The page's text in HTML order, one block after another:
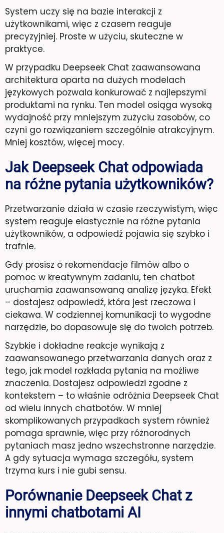
System uczy się na bazie interakcji z
użytkownikami, więc z czasem reaguje
precyzyjniej. Proste w użyciu, skuteczne w
praktyce.
W przypadku Deepseek Chat zaawansowana
architektura oparta na dużych modelach
językowych pozwala konkurować z najlepszymi
produktami na rynku. Ten model osiąga wysoką
wydajność przy mniejszym zużyciu zasobów, co
czyni go rozwiązaniem szczególnie atrakcyjnym.
Mniej kosztów, więcej mocy.
Jak Deepseek Chat odpowiada
na różne pytania użytkowników?
Przetwarzanie działa w czasie rzeczywistym, więc
system reaguje elastycznie na różne pytania
użytkowników, a odpowiedź pojawia się szybko i
trafnie.
Gdy prosisz o rekomendacje filmów albo o
pomoc w kreatywnym zadaniu, ten chatbot
uruchamia zaawansowaną analizę języka. Efekt
– dostajesz odpowiedź, która jest rzeczowa i
ciekawa. W codziennej komunikacji to wygodne
narzędzie, bo dopasowuje się do twoich potrzeb.
Szybkie i dokładne reakcje wynikają z
zaawansowanego przetwarzania danych oraz z
tego, jak model rozkłada pytania na możliwe
znaczenia. Dostajesz odpowiedzi zgodne z
kontekstem – to właśnie odróżnia Deepseek Chat
od wielu innych chatbotów. W mniej
skomplikowanych przypadkach system również
pomaga sprawnie, więc przy różnorodnych
pytaniach masz jedno wszechstronne narzędzie.
A gdy sytuacja wymaga szczegółu, system
trzyma kurs i nie gubi sensu.
Porównanie Deepseek Chat z
innymi chatbotami AI